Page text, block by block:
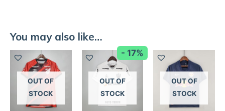
You may also like…
OUT OF
STOCK
- 17%
OUT OF
STOCK
OUT OF
STOCK